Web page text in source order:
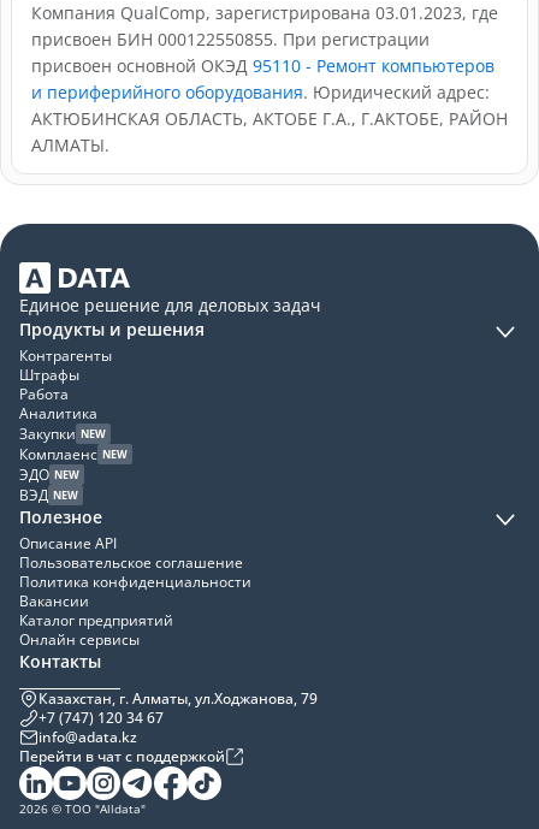
Компания QualComp, зарегистрирована 03.01.2023, где
присвоен БИН 000122550855. При регистрации
присвоен основной ОКЭД 95110 - Ремонт компьютеров
и периферийного оборудования. Юридический адрес:
АКТЮБИНСКАЯ ОБЛАСТЬ, АКТОБЕ Г.А., Г.АКТОБЕ, РАЙОН
АЛМАТЫ.
Единое решение для деловых задач
Продукты и решения
Контрагенты
Штрафы
Работа
Аналитика
Закупки NEW
Комплаенс NEW
ЭДО NEW
ВЭД NEW
Полезное
Описание API
Пользовательское соглашение
Политика конфиденциальности
Вакансии
Каталог предприятий
Онлайн сервисы
Контакты
Казахстан, г. Алматы, ул.Ходжанова, 79
+7 (747) 120 34 67
info@adata.kz
Перейти в чат с поддержкой
2026 © ТОО "Alldata"